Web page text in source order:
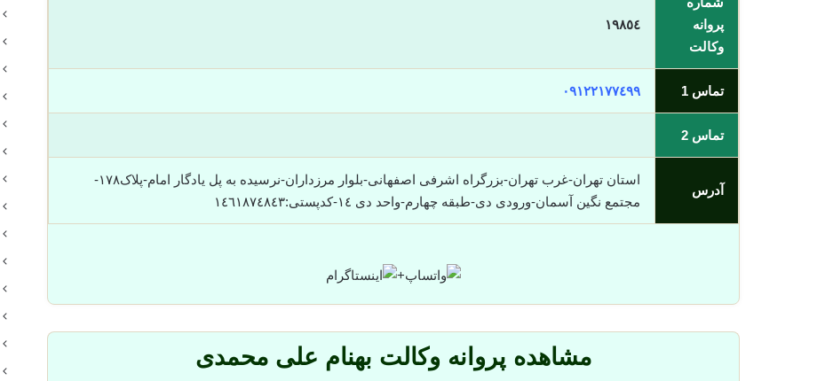
پروانه
وکالت
١٩٨٥٤
تماس 1 ٠٩١٢٢١٧٧٤٩٩
تماس 2
آدرس
استان تهران-غرب تهران-بزرگراه اشرفی اصفهانی-بلوار مرزداران-نرسیده به پل یادگار امام-پلاک١٧٨-
مجتمع نگین آسمان-ورودی دی-طبقه چهارم-واحد دی ١٤-کدپستی:١٤٦١٨٧٤٨٤٣
+
مشاهده پروانه وکالت بهنام علی محمدی